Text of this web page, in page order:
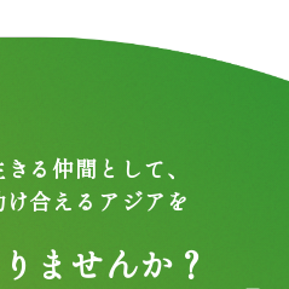
る仲間として、
合えるアジアを
ませんか？